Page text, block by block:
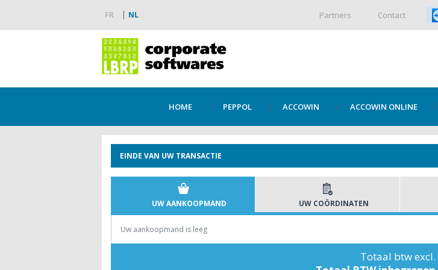
FR NL Partners Contact
HOME PEPPOL ACCOWIN ACCOWIN ONLINE
EINDE VAN UW TRANSACTIE
UW AANKOOPMAND UW COÖRDINATEN
Uw aankoopmand is leeg
Totaal btw excl.